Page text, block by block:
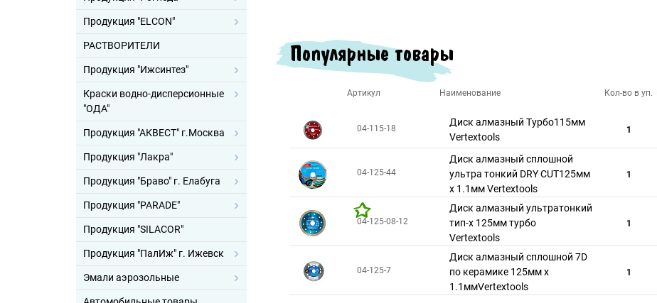
Продукция "ELCON"
РАСТВОРИТЕЛИ
Продукция "Ижсинтез"
Краски водно-дисперсионные
"ОДА"
Продукция "АКВЕСТ" г.Москва
Продукция "Лакра"
Продукция "Браво" г. Елабуга
Продукция "PARADE"
Продукция "SILACOR"
Продукция "ПалИж" г. Ижевск
Эмали аэрозольные
Популярные товары
Артикул Наименование Кол-во в уп.
04-115-18
Диск алмазный Турбо115мм
Vertextools
1
04-125-44
Диск алмазный сплошной
ультра тонкий DRY CUT125мм
х 1.1мм Vertextools
1
04-125-08-12
Диск алмазный ультратонкий
тип-х 125мм турбо
Vertextools
1
04-125-7
Диск алмазный сплошной 7D
по керамике 125мм х
1.1ммVertextools
1